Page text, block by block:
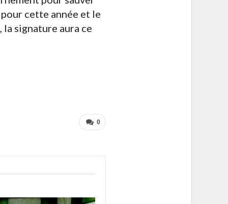
cette année et le
signature aura ce
0